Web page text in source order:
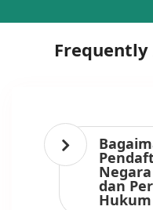
Frequently
dan
Hukum